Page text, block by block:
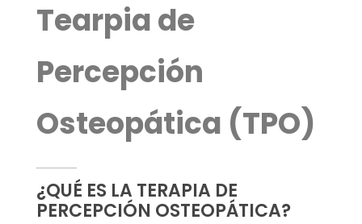
Tearpia de
Percepción
Osteopática (TPO)
¿QUÉ ES LA TERAPIA DE
PERCEPCIÓN OSTEOPÁTICA?